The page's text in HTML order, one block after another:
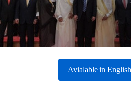
Avialable in English